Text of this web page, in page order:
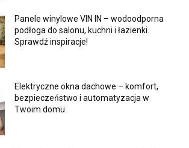
Panele winylowe VIN IN – wodoodporna
podłoga do salonu, kuchni i łazienki.
Sprawdź inspiracje!
Elektryczne okna dachowe – komfort,
bezpieczeństwo i automatyzacja w
Twoim domu